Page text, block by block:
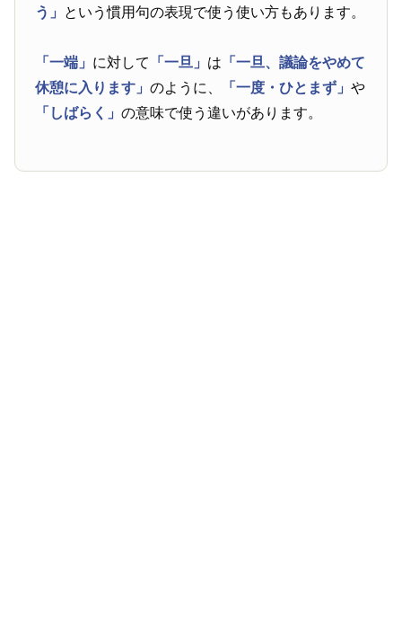
う」 という慣用句の表現で使う使い方もあります。
「一端」 に対して 「一旦」 は 「一旦、議論をやめて
休憩に入ります」のように、 「一度・ひとまず」や
「しばらく」の意味で使う違いがあります。